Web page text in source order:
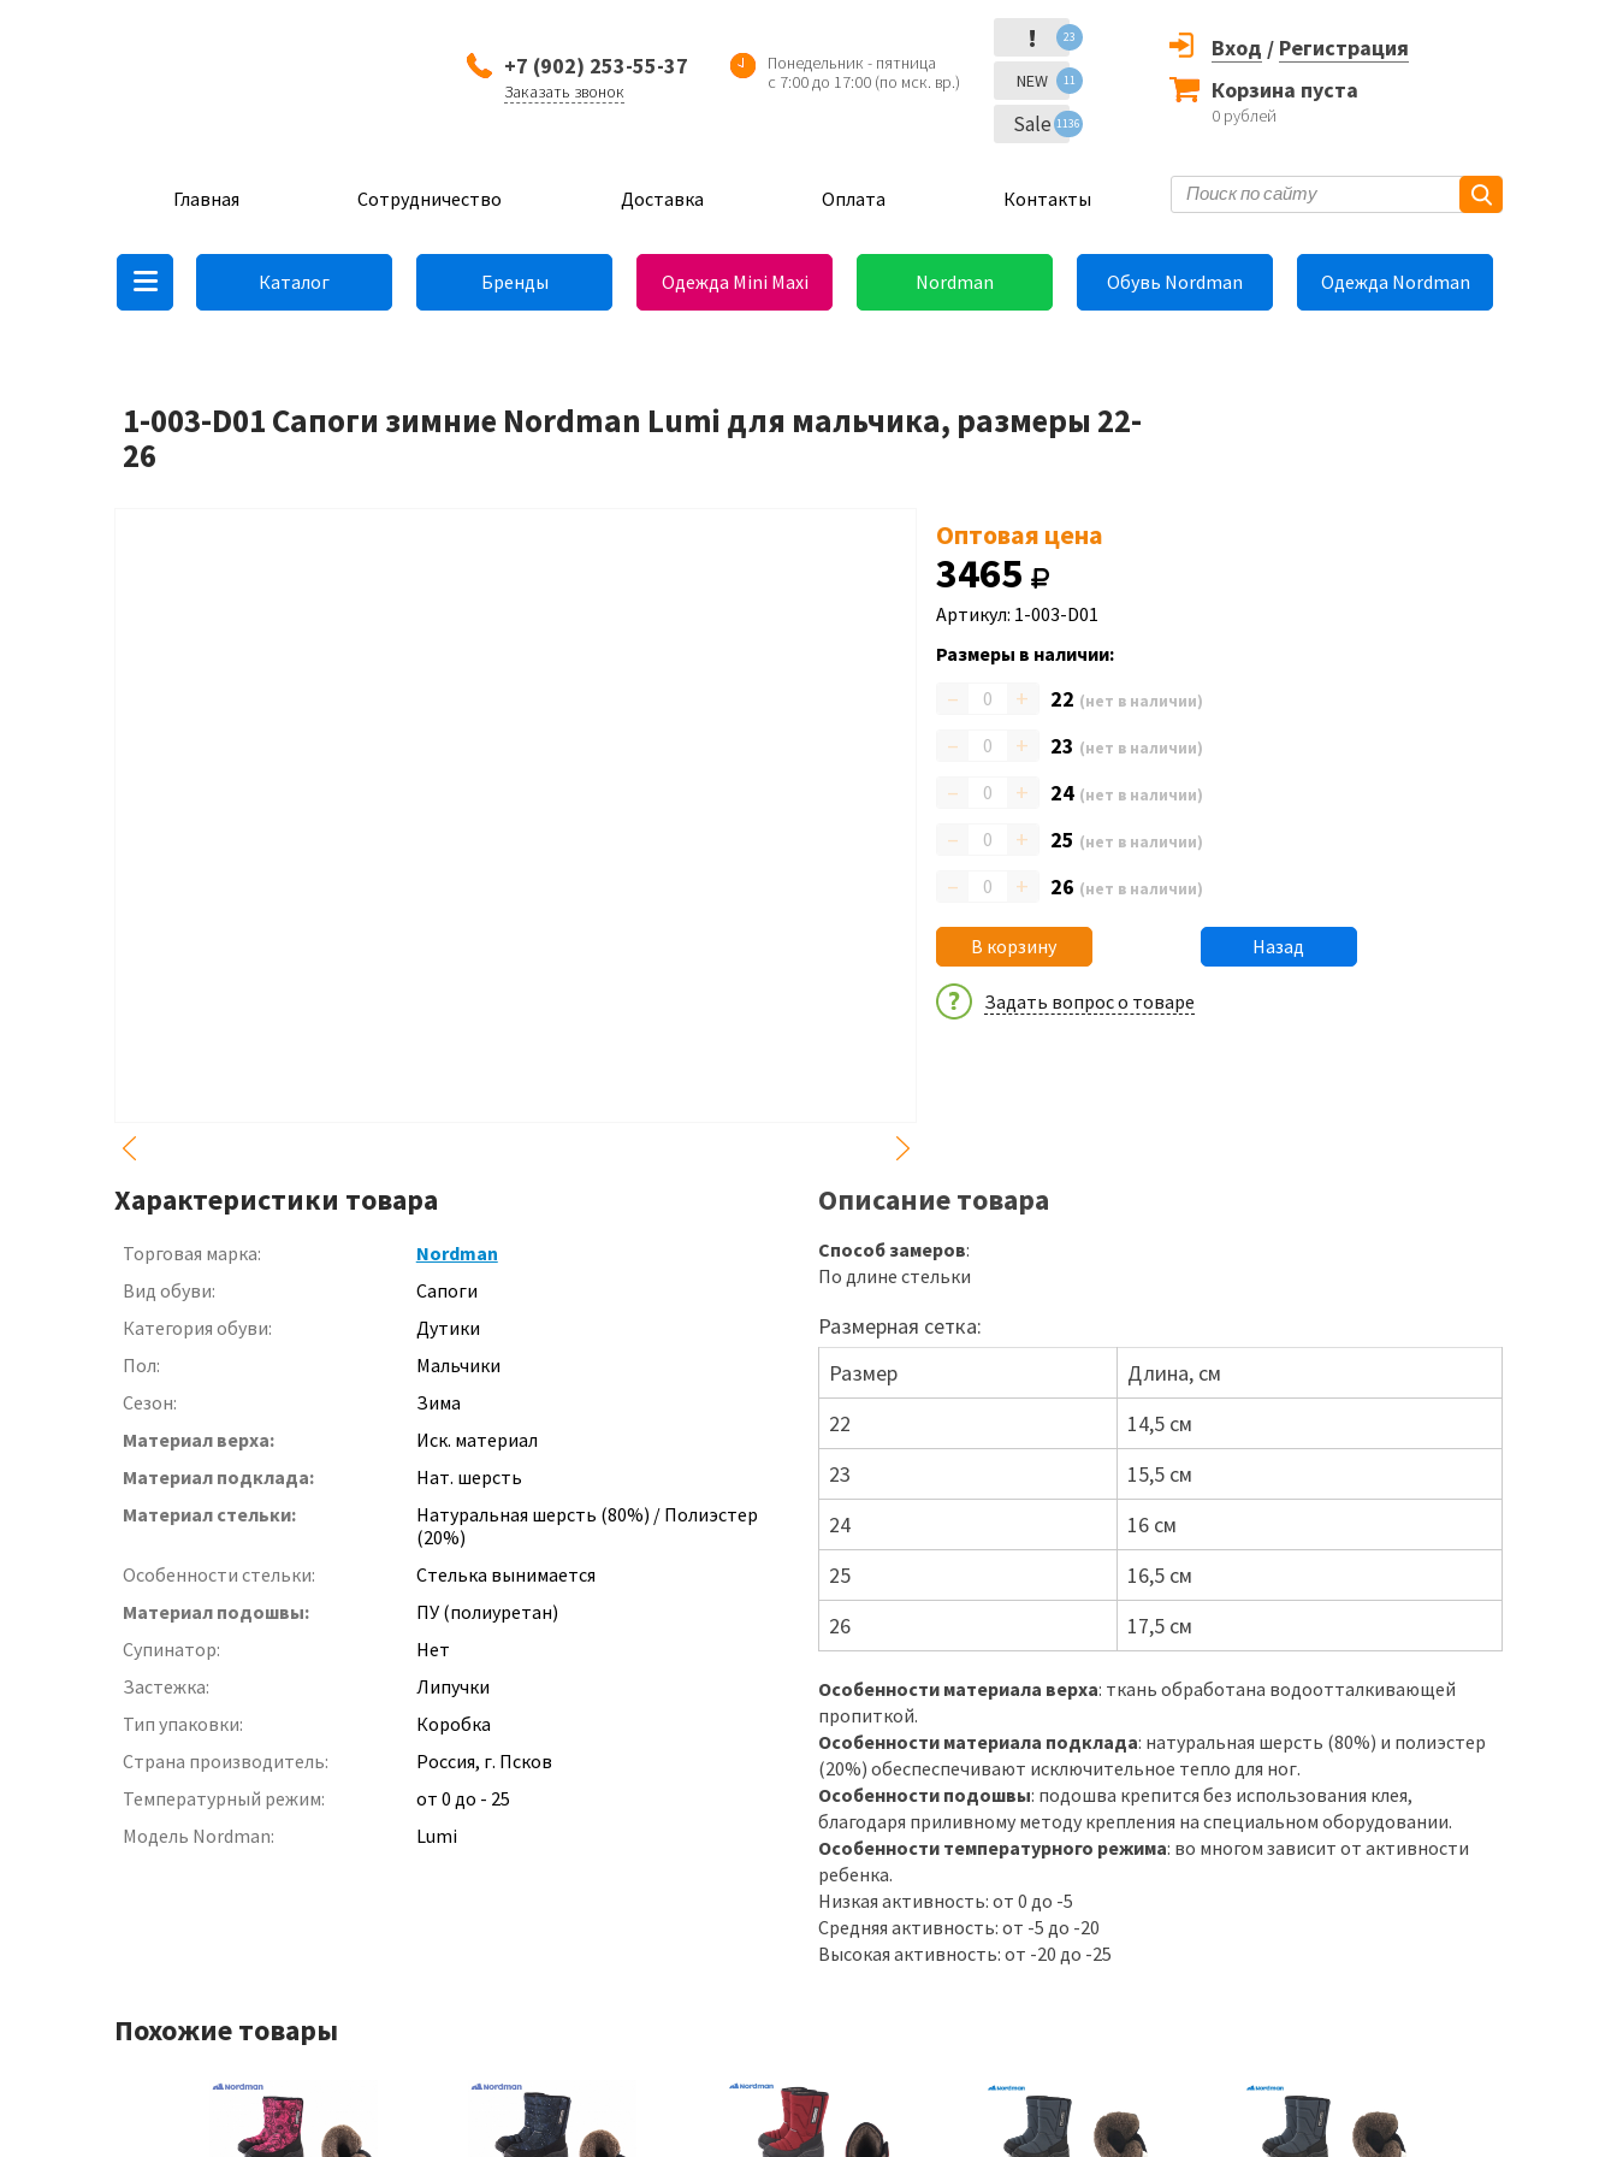
+7 (902) 253-55-37
Заказать звонок
Понедельник - пятница
с 7:00 до 17:00 (по мск. вр.)
! 23
NEW 11
Sale 1136
Вход / Регистрация
Корзина пуста
0 рублей
Главная Сотрудничество Доставка Оплата Контакты
Каталог Бренды Одежда Mini Maxi Nordman Обувь Nordman Одежда Nordman
1-003-D01 Сапоги зимние Nordman Lumi для мальчика, размеры 22-
26
Оптовая цена
3465
Артикул: 1-003-D01
Размеры в наличии:
– + 22 (нет в наличии)
– + 23 (нет в наличии)
– + 24 (нет в наличии)
– + 25 (нет в наличии)
– + 26 (нет в наличии)
В корзину Назад
Задать вопрос о товаре
Характеристики товара
Торговая марка:
Nordman
Вид обуви:
Сапоги
Категория обуви:
Дутики
Пол:
Мальчики
Сезон:
Зима
Материал верха:
Иск. материал
Материал подклада:
Нат. шерсть
Материал стельки:
Натуральная шерсть (80%) / Полиэстер
(20%)
Особенности стельки:
Стелька вынимается
Материал подошвы:
ПУ (полиуретан)
Супинатор:
Нет
Застежка:
Липучки
Тип упаковки:
Коробка
Страна производитель:
Россия, г. Псков
Температурный режим:
от 0 до - 25
Модель Nordman:
Lumi
Описание товара
Способ замеров:
По длине стельки
Размерная сетка:
Размер
Длина, см
22
14,5 см
23
15,5 см
24
16 см
25
16,5 см
26
17,5 см
Особенности материала верха: ткань обработана водоотталкивающей
пропиткой.
Особенности материала подклада: натуральная шерсть (80%) и полиэстер
(20%) обеспеспечивают исключительное тепло для ног.
Особенности подошвы: подошва крепится без использования клея,
благодаря приливному методу крепления на специальном оборудовании.
Особенности температурного режима: во многом зависит от активности
ребенка.
Низкая активность: от 0 до -5
Средняя активность: от -5 до -20
Высокая активность: от -20 до -25
Похожие товары